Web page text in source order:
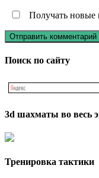
Получать новые
Поиск по сайту
3d шахматы во весь
Тренировка тактики